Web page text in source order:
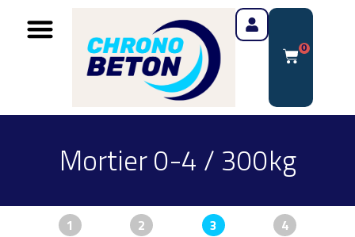
0
Mortier 0-4 / 300kg
1 2 3 4